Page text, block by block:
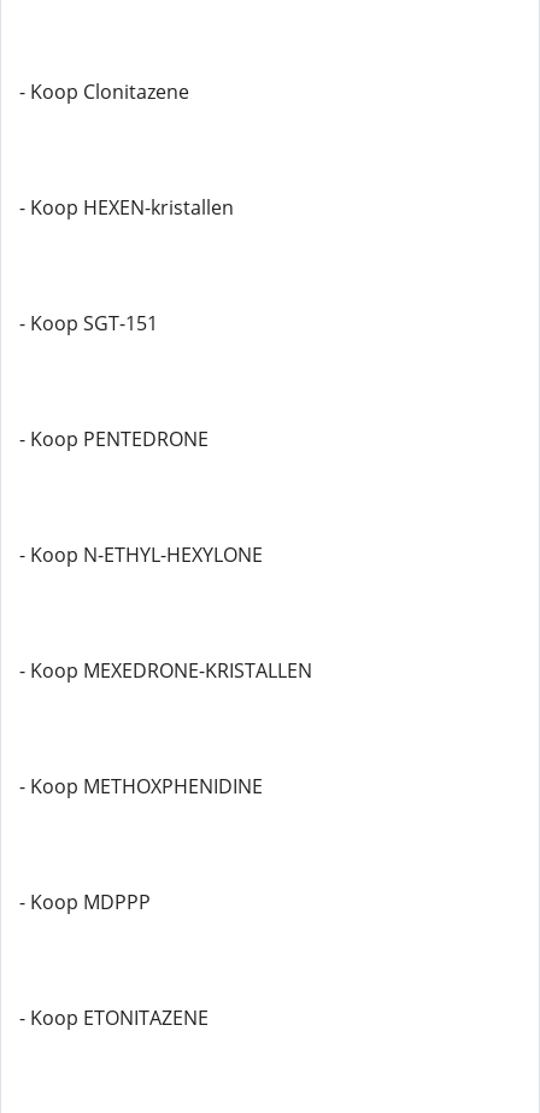
- Koop Clonitazene
- Koop HEXEN-kristallen
- Koop SGT-151
- Koop PENTEDRONE
- Koop N-ETHYL-HEXYLONE
- Koop MEXEDRONE-KRISTALLEN
- Koop METHOXPHENIDINE
- Koop MDPPP
- Koop ETONITAZENE